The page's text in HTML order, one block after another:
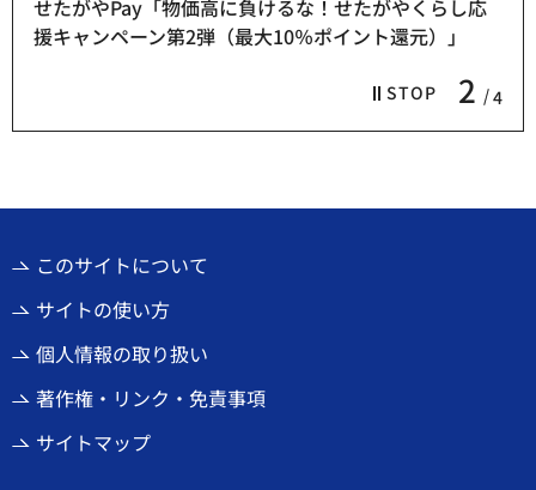
STOP 2 4
せたがやPay「物価高に負けるな！せたがやくらし応
援キャンペーン第2弾（最大10％ポイント還元）」
このサイトについて
サイトの使い方
個人情報の取り扱い
著作権・リンク・免責事項
サイトマップ